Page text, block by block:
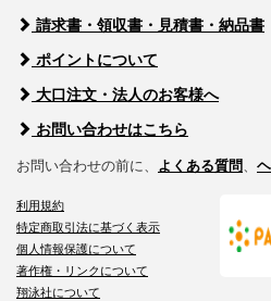
請求書・領収書・見積書・納品書
ポイントについて
大口注文・法人のお客様へ
お問い合わせはこちら
お問い合わせの前に、 よくある質問、
利用規約
特定商取引法に基づく表示
個人情報保護について
著作権・リンクについて
翔泳社について